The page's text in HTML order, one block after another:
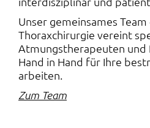
Unser gemeinsames
Thoraxchirurgie vereint
Atmungstherapeuten und
Hand in Hand für Ihre
arbeiten.
Zum Team